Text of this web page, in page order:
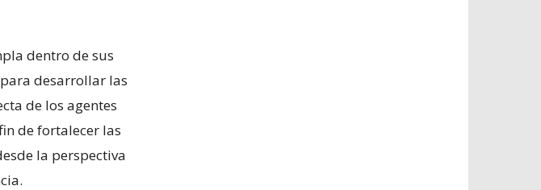
dentro de sus
desarrollar las
de los agentes
de fortalecer las
la perspectiva